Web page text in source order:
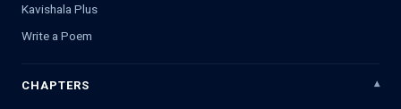
Kavishala Plus
Write a Poem
CHAPTERS